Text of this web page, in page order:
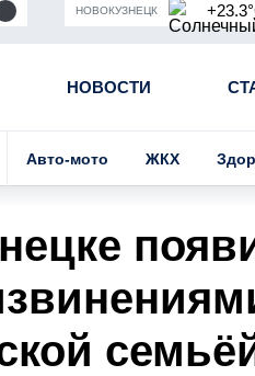
НОВОКУЗНЕЦК
НОВОСТИ
инфекции Частичная
Авто-мото ЖКХ